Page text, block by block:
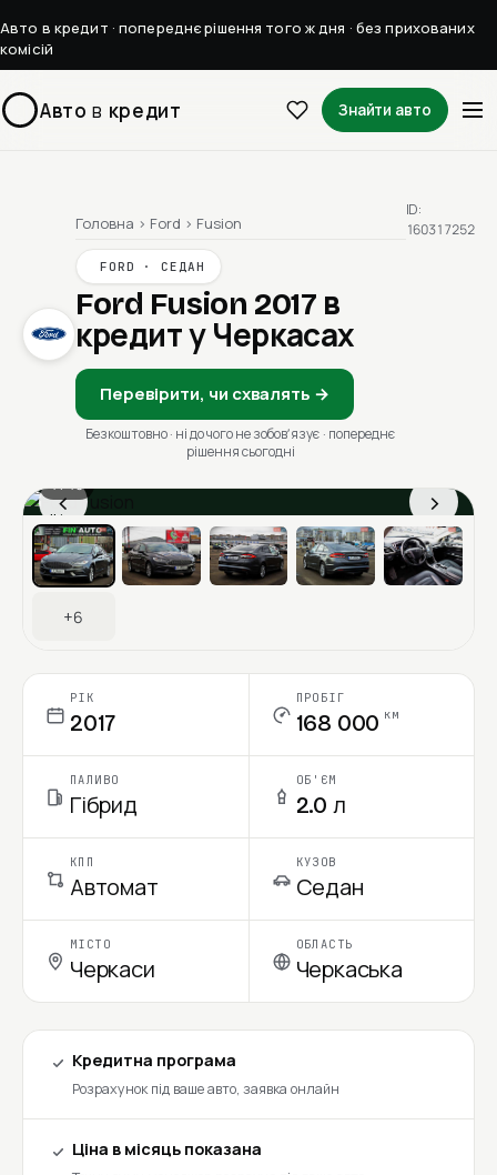
Авто в кредит · попереднє рішення того ж дня · без прихованих
комісій
Авто в кредит Знайти авто
Головна › Ford › Fusion
FORD · СЕДАН
Ford Fusion 2017 в
кредит у Черкасах
Перевірити, чи схвалять →
Безкоштовно · ні до чого не зобовʼязує · попереднє
рішення сьогодні
ID:
160317252
‹ ›
1 / 13
Ціна в місяць
+6
РІК
2017
ПРОБІГ
168 000 км
ПАЛИВО
Гібрид
ОБ'ЄМ
2.0 л
КПП
Автомат
КУЗОВ
Седан
МІСТО
Черкаси
ОБЛАСТЬ
Черкаська
Кредитна програма
Розрахунок під ваше авто, заявка онлайн
Ціна в місяць показана